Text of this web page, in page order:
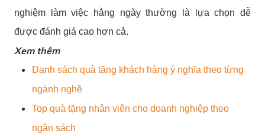
nghiệm làm việc hằng ngày thường là lựa chọn dễ
được đánh giá cao hơn cả.
Xem thêm
Danh sách quà tặng khách hàng ý nghĩa theo từng
ngành nghề
Top quà tặng nhân viên cho doanh nghiệp theo
ngân sách